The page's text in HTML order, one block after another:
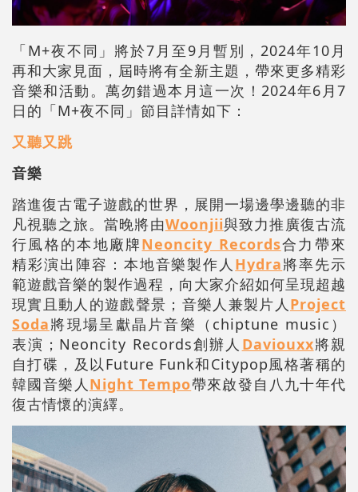
「M+夜不同」將於7月至9月暫別，2024年10月
再和大家見面，屆時將有全新主題，帶來更多精彩
音樂和活動。萬勿錯過本月這一次！2024年6月7
日的「M+夜不同」節目詳情如下：
又聽又跳
音樂
踏進復古電子遊戲的世界，展開一場邊學邊聽的非
凡視聽之旅。當晚將由Woonjii與致力推廣復古流
行風格的本地廠牌Neoncity Records合力帶來
精彩演出陣容：本地音樂製作人 Hydra將率先示
範遊戲音樂的製作過程，向大家介紹如何呈現超越
現實且動人的遊戲聲景；音樂人兼製片人 Project
Soda將現場呈獻晶片音樂（chiptune music）
表演；Neoncity Records創辦人 Daviouxx將親
自打碟，及以Future Funk和Citypop風格著稱的
韓國音樂人 Night Tempo帶來啟發自八九十年代
復古情懷的演繹。